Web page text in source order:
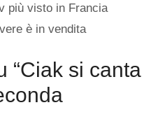
più visto in Francia
è in vendita
“Ciak si canta